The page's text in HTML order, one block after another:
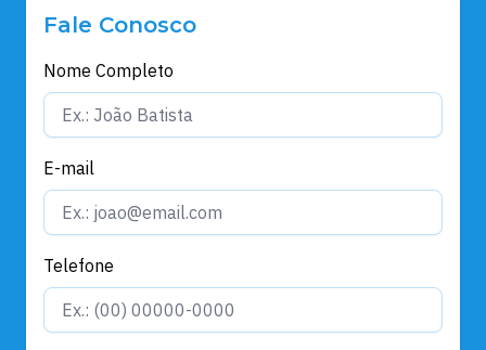
Fale Conosco
Nome Completo
E-mail
Telefone